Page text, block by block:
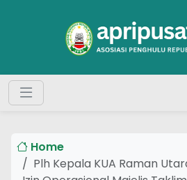
Home
Plh Kepala KUA Raman